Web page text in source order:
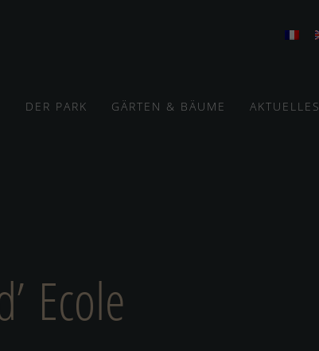
DER PARK GÄRTEN & BÄUME AKTUELLES
Ecole